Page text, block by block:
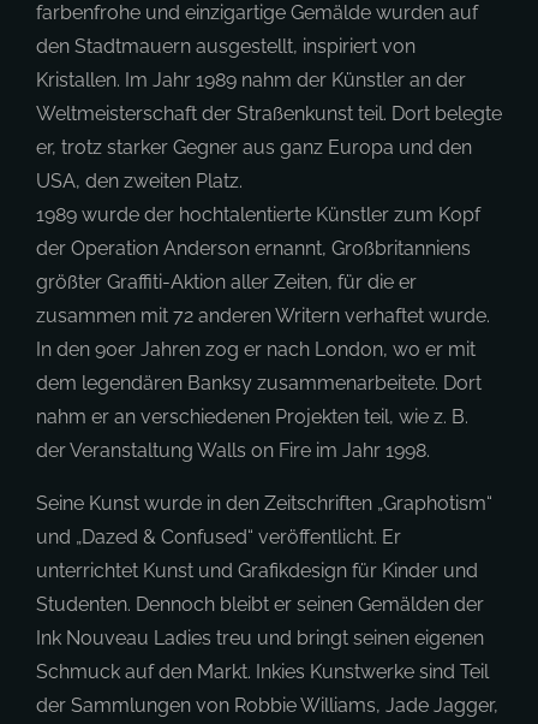
farbenfrohe und einzigartige Gemälde wurden auf
den Stadtmauern ausgestellt, inspiriert von
Kristallen. Im Jahr 1989 nahm der Künstler an der
Weltmeisterschaft der Straßenkunst teil. Dort belegte
er, trotz starker Gegner aus ganz Europa und den
USA, den zweiten Platz.
1989 wurde der hochtalentierte Künstler zum Kopf
der Operation Anderson ernannt, Großbritanniens
größter Graffiti-Aktion aller Zeiten, für die er
zusammen mit 72 anderen Writern verhaftet wurde.
In den 90er Jahren zog er nach London, wo er mit
dem legendären Banksy zusammenarbeitete. Dort
nahm er an verschiedenen Projekten teil, wie z. B.
der Veranstaltung Walls on Fire im Jahr 1998.
Seine Kunst wurde in den Zeitschriften „Graphotism“
und „Dazed & Confused“ veröffentlicht. Er
unterrichtet Kunst und Grafikdesign für Kinder und
Studenten. Dennoch bleibt er seinen Gemälden der
Ink Nouveau Ladies treu und bringt seinen eigenen
Schmuck auf den Markt. Inkies Kunstwerke sind Teil
der Sammlungen von Robbie Williams, Jade Jagger,